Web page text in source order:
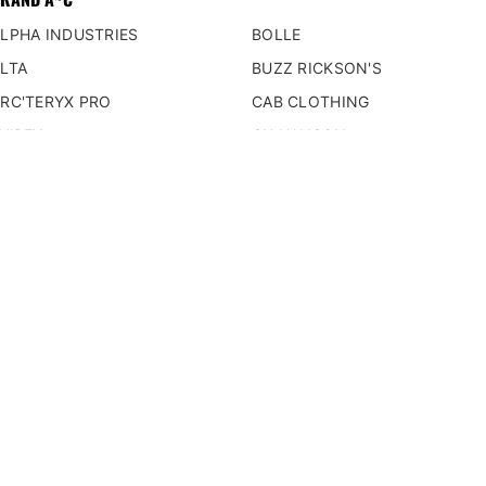
INDUSTRIES
PRO
BOLLE
BUZZ RICKSON'S
CAB CLOTHING
CH HANSON